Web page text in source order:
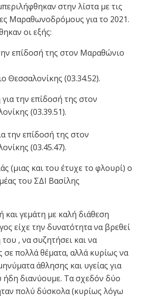
στην λίστα με τις
Μαραθωνοδρόμους για το 2021.
οι εξής:
επίδοσή της στον Μαραθώνιο
Θεσσαλονίκης (03.34.52).
την επίδοσή της στον
(03.39.51).
την επίδοσή της στον
(03.45.47).
(μιας και του έτυχε το φλουρί) ο
του ΣΔΙ Βασίλης
γεμάτη με καλή διάθεση
είχε την δυνατότητα να βρεθεί
, να συζητήσει και να
σε πολλά θέματα, αλλά κυρίως να
άθλησης και υγείας για
ήδη διανύουμε. Τα σχεδόν δύο
πολύ δύσκολα (κυρίως λόγω